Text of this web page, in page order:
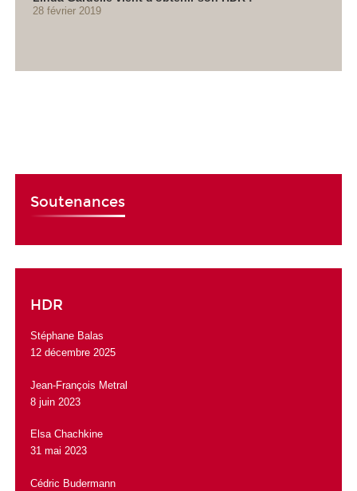
28 février 2019
Soutenances
HDR
Stéphane Balas
12 décembre 2025
Jean-François Metral
8 juin 2023
Elsa Chachkine
31 mai 2023
Cédric Budermann